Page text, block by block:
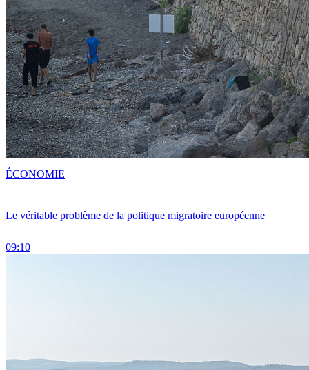
Le véritable problème de la politique migratoire européenne
09:10
ÉCONOMIE